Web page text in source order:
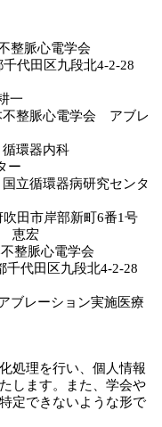
脈心電学会
九段北4-2-28
一
電学会 アブレ
器内科
ー
器病研究センタ
部新町6番1号
宏
脈心電学会
九段北4-2-28
レーション実施医療
処理を行い、個人情報
します。また、学会や
定できないような形で